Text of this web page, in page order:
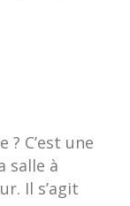
? C’est une
salle à
Il s’agit